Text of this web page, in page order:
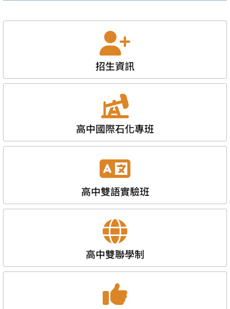
招生資訊
高中國際石化專班
高中雙語實驗班
高中雙聯學制